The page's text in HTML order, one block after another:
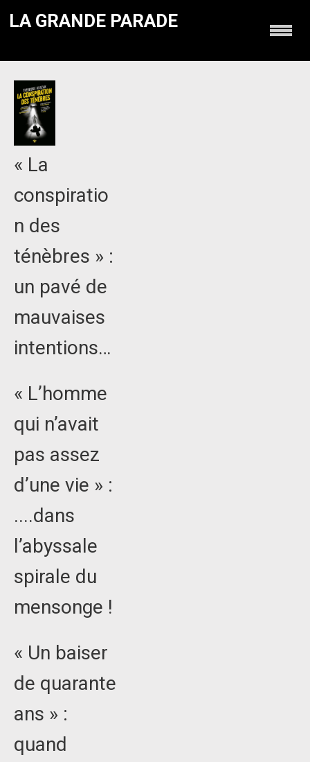
LA GRANDE PARADE
« La
conspiratio
n des
ténèbres » :
un pavé de
mauvaises
intentions…
« L’homme
qui n’avait
pas assez
d’une vie » :
....dans
l’abyssale
spirale du
mensonge !
« Un baiser
de quarante
ans » :
quand